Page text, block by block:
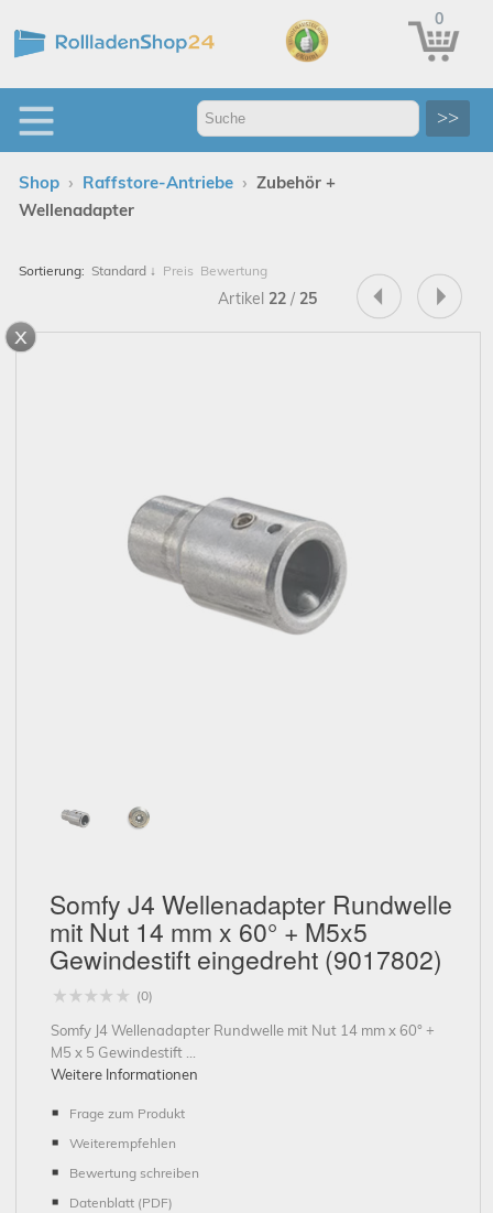
0
>>
Schließen
Shop › Raffstore-Antriebe › Zubehör +
Wellenadapter
Sortierung: Standard ↓ Preis Bewertung
Artikel 22 / 25
Somfy J4 Wellenadapter Rundwelle
mit Nut 14 mm x 60° + M5x5
Gewindestift eingedreht (9017802)
(0)
Somfy J4 Wellenadapter Rundwelle mit Nut 14 mm x 60° +
M5 x 5 Gewindestift ...
Weitere Informationen
Frage zum Produkt
Weiterempfehlen
Bewertung schreiben
Datenblatt (PDF)
x